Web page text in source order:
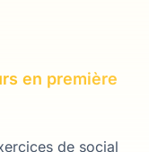
en première
de social